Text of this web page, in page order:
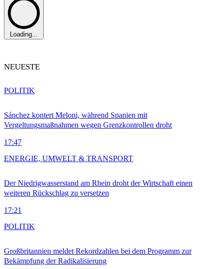
Loading...
NEUESTE
Sánchez kontert Meloni, während Spanien mit
Vergeltungsmaßnahmen wegen Grenzkontrollen droht
17:47
POLITIK
Der Niedrigwasserstand am Rhein droht der Wirtschaft einen
weiteren Rückschlag zu versetzen
17:21
ENERGIE, UMWELT & TRANSPORT
Großbritannien meldet Rekordzahlen bei dem Programm zur
Bekämpfung der Radikalisierung
POLITIK